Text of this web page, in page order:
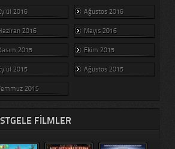
2016 Ağustos 2016
2016 Mayıs 2016
2015 Ekim 2015
2015 Ağustos 2015
2015
FILMLER